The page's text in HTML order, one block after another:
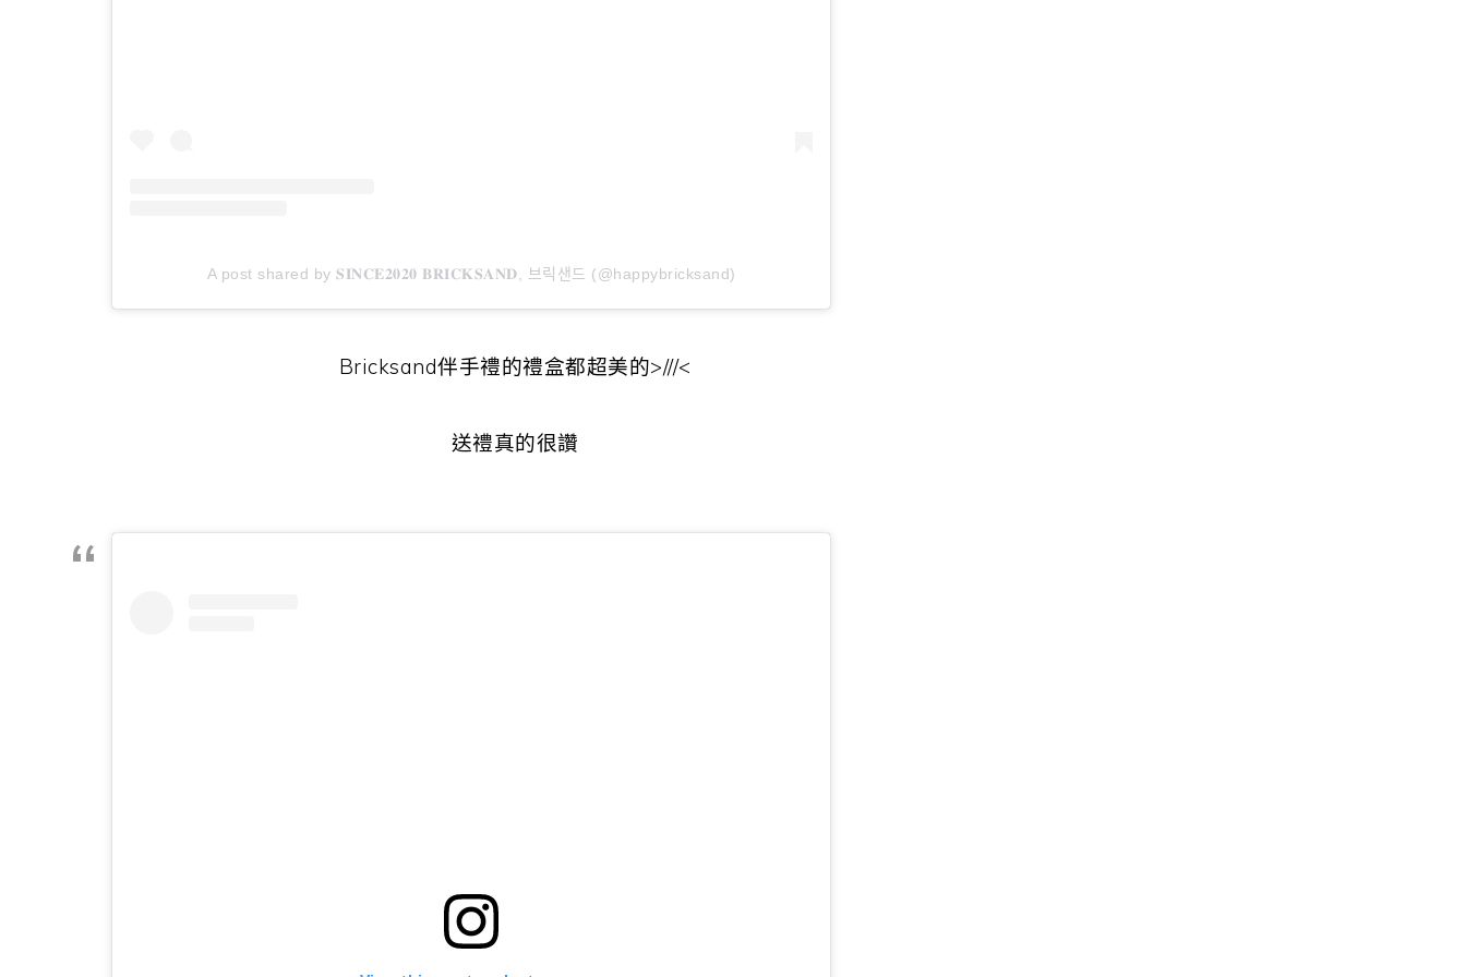
A post shared by 𝐒𝐈𝐍𝐂𝐄𝟐𝟎𝟐𝟎 𝐁𝐑𝐈𝐂𝐊𝐒𝐀𝐍𝐃, 브릭샌드 (@happybricksand)
Bricksand伴手禮的禮盒都超美的>///<
送禮真的很讚